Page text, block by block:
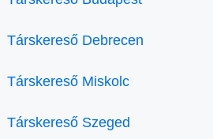
Társkereső Debrecen
Társkereső Miskolc
Társkereső Szeged